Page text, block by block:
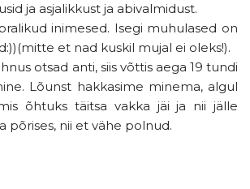
ja asjalikkust ja abivalmidust.
inimesed. Isegi muhulased on
et nad kuskil mujal ei oleks!).
otsad anti, siis võttis aega 19 tundi
Lõunst hakkasime minema, algul
õhtuks täitsa vakka jäi ja nii jälle
põrises, nii et vähe polnud.